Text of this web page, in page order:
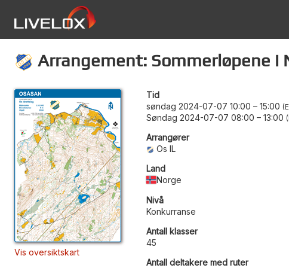
Arrangement: Sommerløpene i
Vis oversiktskart
Tid
søndag 2024-07-07 10:00 – 15:00
Søndag 2024-07-07 08:00 – 13:00
Arrangører
Os IL
Land
Norge
Nivå
Konkurranse
Antall klasser
45
Antall deltakere med ruter